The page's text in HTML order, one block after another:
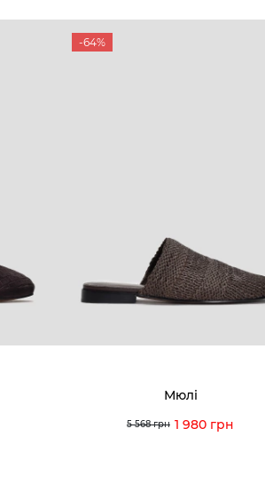
-64%
Мюлі
5 568 грн 1 980 грн